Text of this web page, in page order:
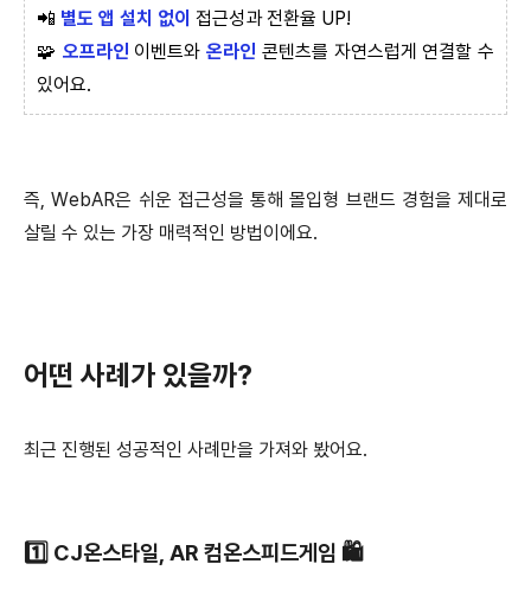
📲 별도 앱 설치 없이 접근성과 전환율 UP!
🧩 오프라인 이벤트와 온라인 콘텐츠를 자연스럽게 연결할 수
있어요.
즉, WebAR은 쉬운 접근성을 통해 몰입형 브랜드 경험을 제대로
살릴 수 있는 가장 매력적인 방법이에요.
어떤 사례가 있을까?
최근 진행된 성공적인 사례만을 가져와 봤어요.
1️⃣ CJ온스타일, AR 컴온스피드게임 🛍️